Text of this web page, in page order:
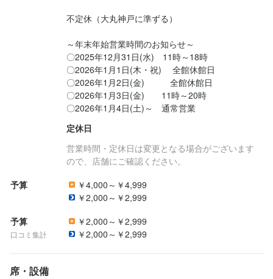
不定休（大丸神戸に準ずる）
～年末年始営業時間のお知らせ～
〇2025年12月31日(水)　11時～18時
〇2026年1月1日(木・祝) 　全館休館日
〇2026年1月2日(金)　　　全館休館日
〇2026年1月3日(金)　　11時～20時
〇2026年1月4日(土)～　通常営業
定休日
営業時間・定休日は変更となる場合がございます
ので、店舗にご確認ください。
予算
￥4,000～￥4,999
￥2,000～￥2,999
予算
口コミ集計
￥2,000～￥2,999
￥2,000～￥2,999
席・設備
最終更新日2025/04/02